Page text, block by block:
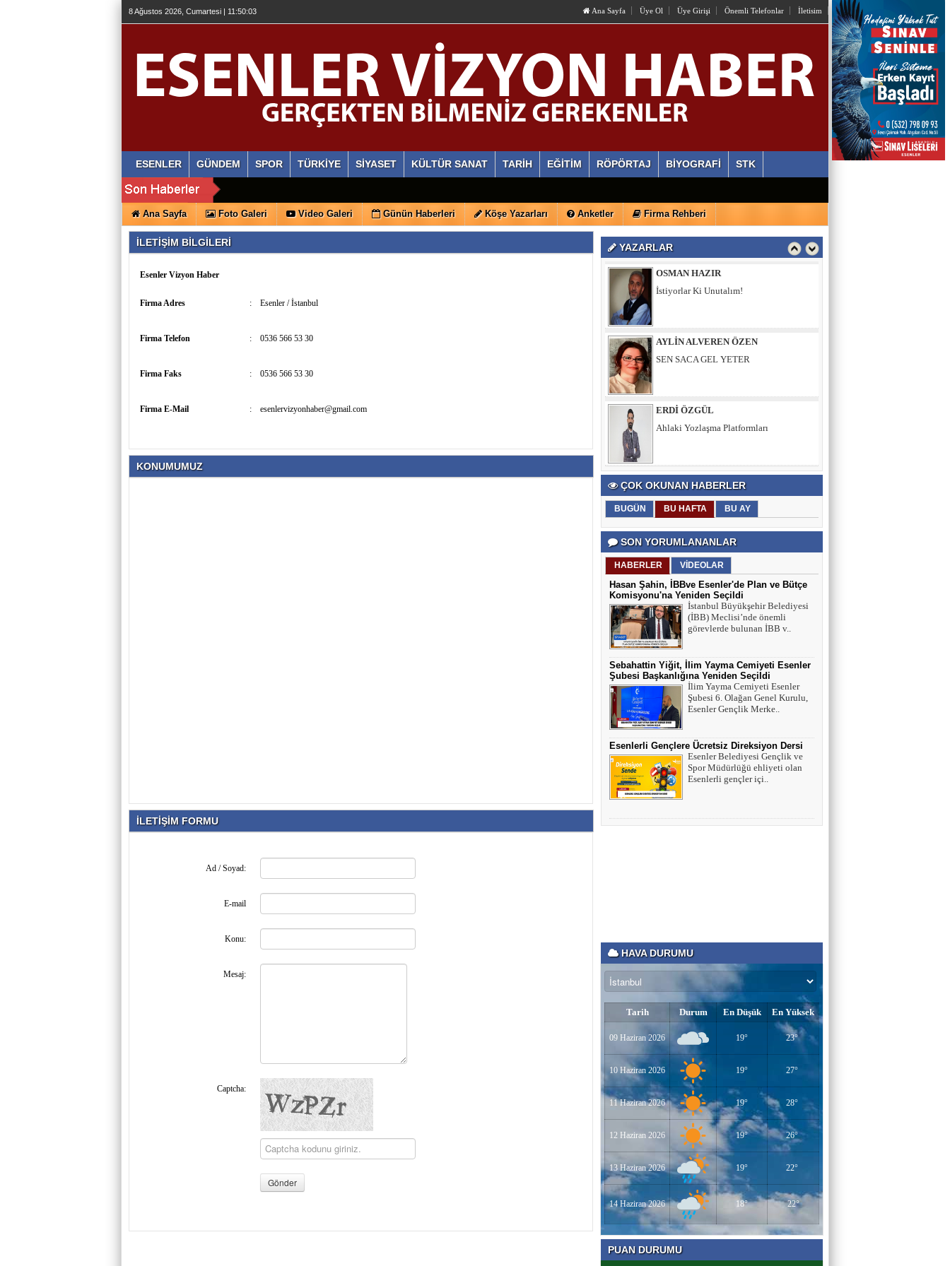
8 Ağustos 2026, Cumartesi | 11:50:03 Ana Sayfa Üye Ol Üye Girişi Önemli Telefonlar İletisim
ESENLER GÜNDEM SPOR TÜRKİYE SİYASET KÜLTÜR SANAT TARİH EĞİTİM RÖPÖRTAJ BİYOGRAFİ STK
Ana Sayfa Foto Galeri Video Galeri Günün Haberleri Köşe Yazarları Anketler Firma Rehberi
İLETİŞİM BİLGİLERİ
Esenler Vizyon Haber
Firma Adres : Esenler / İstanbul
Firma Telefon : 0536 566 53 30
Firma Faks : 0536 566 53 30
Firma E-Mail : esenlervizyonhaber@gmail.com
KONUMUMUZ
İLETİŞİM FORMU
Ad / Soyad:
E-mail
Konu:
Mesaj:
Captcha:
YAZARLAR
Hamburgun karanlık sokakları
Zahid Medeni
Şehir ve Aile Şurasının Düşündürdükleri (2)
Bir İnsanlık Mektebi: Tosya Yaren Kültürü
YASİN ÖZEN
Miraç Gecesi Kudüs Davamız Kandil Olsun
OSMAN HAZIR
İstiyorlar Ki Unutalım!
AYLİN ALVEREN ÖZEN
SEN SACA GEL YETER
ERDİ ÖZGÜL
Ahlaki Yozlaşma Platformları
Kalbin Güzelse Kaybetsen Bile
Kazanıyorsun
MEHMET USDA
Sporun Dikkat Eksikliği ve Hipertivite
Bozukluğu Üzerinde Etkisi
BEYTULLAH YILDIRIM
Esenler Tarihi Su Yapıları Litros Su Terazisi
HÜSEYİN YILMAZ
TEŞEKKÜRLER
TARIK SEZAİ KARATEPE
İstanbul Sözleşmesi değil, 'Veda Hutbesi!
AYŞE GÜL ÖZER
AV. SEDAT İLBEGİ
YENİ PARTİ (Seçilmişlerin Mahvına,
Statükonun Devamına…)
HAMZA BALCI
"DİRİ DİRİ TOPRAĞA GÖMÜLEN
KIZA,HANGİ GÜNAHTAN ÖTÜRÜ
ÖLDÜRÜLDÜĞÜ SORULDUĞU
ZAMAN..." (TEKVİR, 8-9)
Uğur Çoban
Hız, Strateji ve Heyecanın Buluştuğu Spor
Nedir? VOLEYBOL
Muhammed Bolat
Uzayın Derinliklerinde Bir Yaşam Arayışı
Bir Derviş
Kadın İstihdamı mı, Aileyi Bitirme Projesi
mi?
ÇOK OKUNAN HABERLER
BUGÜN BU HAFTA BU AY
SON YORUMLANANLAR
HABERLER VİDEOLAR
Hasan Şahin, İBBve Esenler'de Plan ve Bütçe
Komisyonu'na Yeniden Seçildi
İstanbul Büyükşehir Belediyesi
(İBB) Meclisi’nde önemli
görevlerde bulunan İBB v..
Sebahattin Yiğit, İlim Yayma Cemiyeti Esenler
Şubesi Başkanlığına Yeniden Seçildi
İlim Yayma Cemiyeti Esenler
Şubesi 6. Olağan Genel Kurulu,
Esenler Gençlik Merke..
Esenlerli Gençlere Ücretsiz Direksiyon Dersi
Esenler Belediyesi Gençlik ve
Spor Müdürlüğü ehliyeti olan
Esenlerli gençler içi..
HAVA DURUMU
Tarih Durum En Düşük En Yüksek
09 Haziran 2026 19° 23°
10 Haziran 2026 19° 27°
11 Haziran 2026 19° 28°
12 Haziran 2026 19° 26°
13 Haziran 2026 19° 22°
14 Haziran 2026 18° 22°
PUAN DURUMU